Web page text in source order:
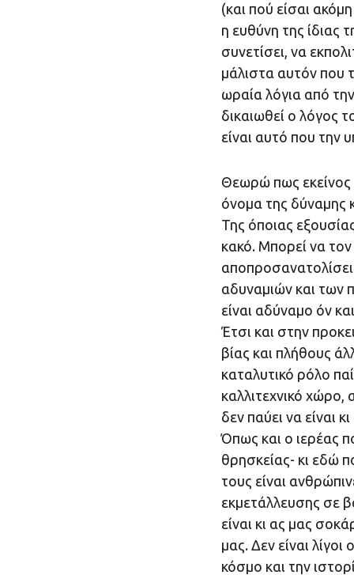
(και πού είσαι
η ευθύνη της ίδιας
συνετίσει, να
μάλιστα αυτόν που
ωραία λόγια από
δικαιωθεί ο λόγος
είναι αυτό που την
Θεωρώ πως εκείνος
όνομα της δύναμης
Της όποιας
κακό. Μπορεί να
αποπροσανατολίσει
αδυναμιών και των
είναι αδύναμο όν
Έτσι και στην
βίας και πλήθους
καταλυτικό ρόλο
καλλιτεχνικό χώρο,
δεν παύει να είναι
Όπως και ο ιερέας
θρησκείας- κι εδώ
τους είναι
εκμετάλλευσης σε
είναι κι ας μας
μας. Δεν είναι
κόσμο και την